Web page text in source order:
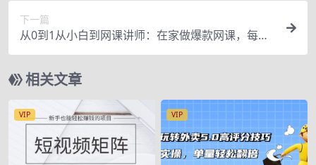
下一篇
从0到1从小白到网课讲师：在家做爆款网课，每月
多赚10000+（15堂实操课）
相关文章
VIP VIP